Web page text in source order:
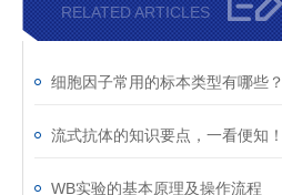
RELATED ARTICLES
细胞因子常用的标本类型有哪些？
流式抗体的知识要点，一看便知！
WB实验的基本原理及操作流程